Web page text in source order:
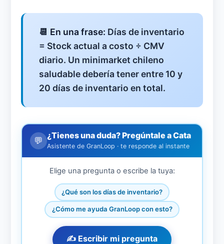
📆 En una frase: Días de inventario
= Stock actual a costo ÷ CMV
diario. Un minimarket chileno
saludable debería tener entre 10 y
20 días de inventario en total.
💬 ¿Tienes una duda? Pregúntale a Cata
Asistente de GranLoop · te responde al instante
Elige una pregunta o escribe la tuya:
¿Qué son los días de inventario?
¿Cómo me ayuda GranLoop con esto?
✍️ Escribir mi pregunta